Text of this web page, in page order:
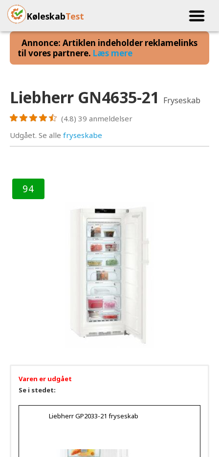
KøleskabTest
Annonce: Artiklen indeholder reklamelinks
til vores partnere. Læs mere
Liebherr GN4635-21 Fryseskab
(4.8) 39 anmeldelser
Udgået. Se alle fryseskabe
94
Varen er udgået
Se i stedet:
Liebherr GP2033-21 fryseskab